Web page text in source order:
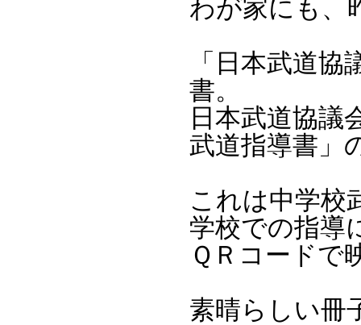
わが家にも、
「日本武道
書。
日本武道協議
武道指導書」
これは中学校
学校での指導
ＱＲコードで
素晴らしい冊